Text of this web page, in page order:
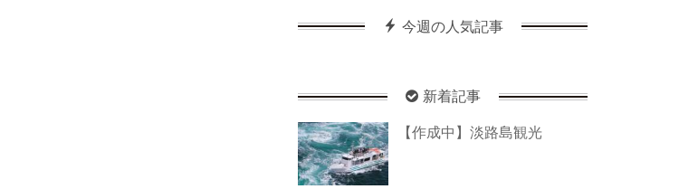
今週の人気記事
新着記事
【作成中】淡路島観光